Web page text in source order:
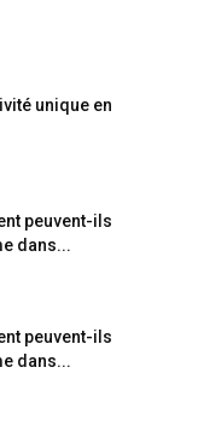
unique en
peuvent-ils
dans...
peuvent-ils
dans...